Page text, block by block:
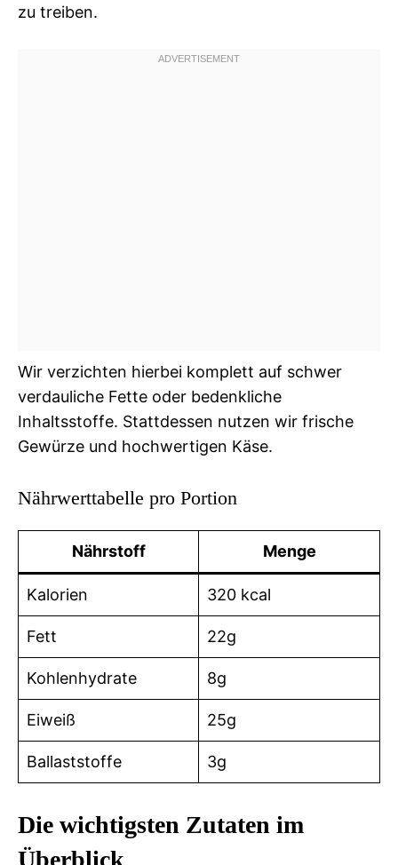
zu treiben.
Wir verzichten hierbei komplett auf schwer
verdauliche Fette oder bedenkliche
Inhaltsstoffe. Stattdessen nutzen wir frische
Gewürze und hochwertigen Käse.
Nährwerttabelle pro Portion
Nährstoff Menge
Kalorien 320 kcal
Fett 22g
Kohlenhydrate 8g
Eiweiß 25g
Ballaststoffe 3g
Die wichtigsten Zutaten im
Überblick